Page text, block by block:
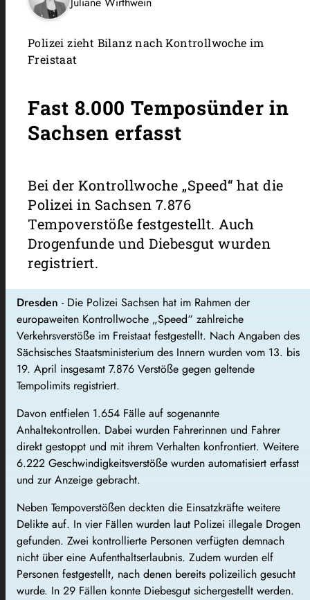
Polizei zieht Bilanz nach Kontrollwoche im
Freistaat
Fast 8.000 Temposünder in
Sachsen erfasst
Bei der Kontrollwoche „Speed“ hat die
Polizei in Sachsen 7.876
Tempoverstöße festgestellt. Auch
Drogenfunde und Diebesgut wurden
registriert.
Dresden - Die Polizei Sachsen hat im Rahmen der
europaweiten Kontrollwoche „Speed“ zahlreiche
Verkehrsverstöße im Freistaat festgestellt. Nach Angaben des
Sächsisches Staatsministerium des Innern wurden vom 13. bis
19. April insgesamt 7.876 Verstöße gegen geltende
Tempolimits registriert.
Davon entfielen 1.654 Fälle auf sogenannte
Anhaltekontrollen. Dabei wurden Fahrerinnen und Fahrer
direkt gestoppt und mit ihrem Verhalten konfrontiert. Weitere
6.222 Geschwindigkeitsverstöße wurden automatisiert erfasst
und zur Anzeige gebracht.
Neben Tempoverstößen deckten die Einsatzkräfte weitere
Delikte auf. In vier Fällen wurden laut Polizei illegale Drogen
gefunden. Zwei kontrollierte Personen verfügten demnach
nicht über eine Aufenthaltserlaubnis. Zudem wurden elf
Personen festgestellt, nach denen bereits polizeilich gesucht
wurde. In 29 Fällen konnte Diebesgut sichergestellt werden.